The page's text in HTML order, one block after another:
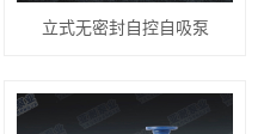
立式无密封自控自吸泵